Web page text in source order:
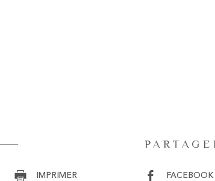
IMPRIMER FACEBOOK